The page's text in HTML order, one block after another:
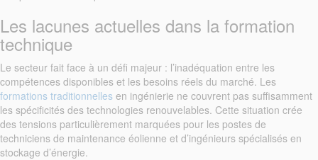
Les lacunes actuelles dans la formation
technique
Le secteur fait face à un défi majeur : l’inadéquation entre les
compétences disponibles et les besoins réels du marché. Les
formations traditionnelles en ingénierie ne couvrent pas suffisamment
les spécificités des technologies renouvelables. Cette situation crée
des tensions particulièrement marquées pour les postes de
techniciens de maintenance éolienne et d’ingénieurs spécialisés en
stockage d’énergie.